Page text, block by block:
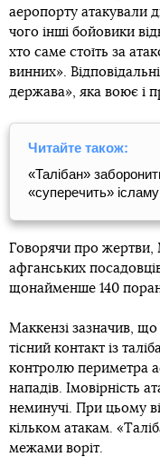
аеропорту атакували
чого інші бойовики
хто саме стоїть за
винних».
держава», яка воює і
Читайте також:
«Талібан»
«суперечить» ісламу
Говорячи про жертви,
афганських
щонайменше 140
Маккензі зазначив,
тісний контакт із
контролю периметра
нападів. Імовірність
неминучі. При цьому
кільком атакам.
межами воріт.